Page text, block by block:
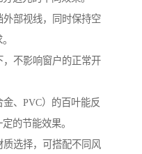
部视线，同时保持空
不影响窗户的正常开
、PVC）的百叶能反
的节能效果。
选择，可搭配不同风